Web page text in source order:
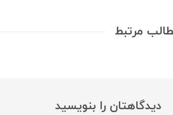
مرتبط
دیدگاهتان را بنویسید